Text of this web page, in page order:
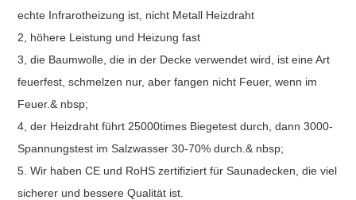
echte Infrarotheizung ist, nicht Metall Heizdraht
2, höhere Leistung und Heizung fast
3, die Baumwolle, die in der Decke verwendet wird, ist eine Art
feuerfest, schmelzen nur, aber fangen nicht Feuer, wenn im
Feuer.& nbsp;
4, der Heizdraht führt 25000times Biegetest durch, dann 3000-
Spannungstest im Salzwasser 30-70% durch.& nbsp;
5. Wir haben CE und RoHS zertifiziert für Saunadecken, die viel
sicherer und bessere Qualität ist.